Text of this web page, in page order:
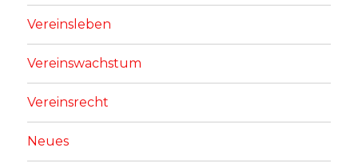
Vereinsleben
Vereinswachstum
Vereinsrecht
Neues